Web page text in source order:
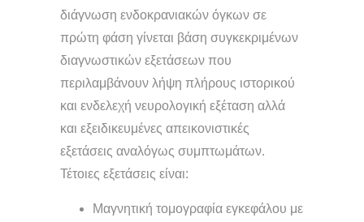
διάγνωση ενδοκρανιακών όγκων σε
πρώτη φάση γίνεται βάση συγκεκριμένων
διαγνωστικών εξετάσεων που
περιλαμβάνουν λήψη πλήρους ιστορικού
και ενδελεχή νευρολογική εξέταση αλλά
και εξειδικευμένες απεικονιστικές
εξετάσεις αναλόγως συμπτωμάτων.
Τέτοιες εξετάσεις είναι:
Μαγνητική τομογραφία εγκεφάλου με